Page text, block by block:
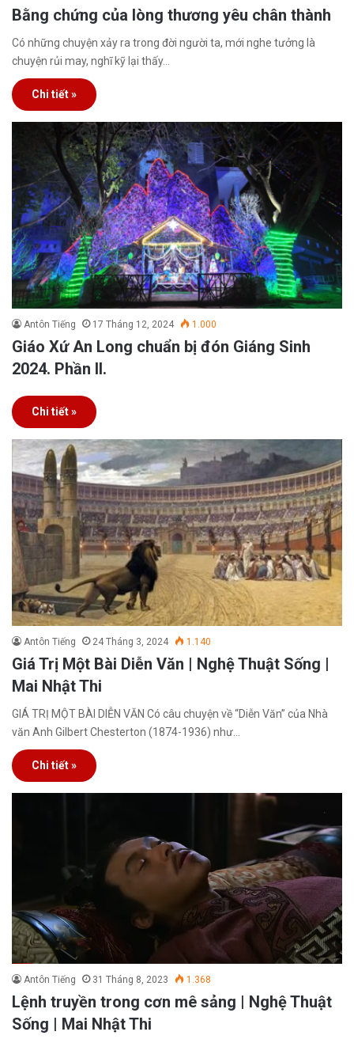
Bằng chứng của lòng thương yêu chân thành
Có những chuyện xảy ra trong đời người ta, mới nghe tưởng là
chuyện rủi may, nghĩ kỹ lại thấy…
Chi tiết »
Antôn Tiếng 17 Tháng 12, 2024 1.000
Giáo Xứ An Long chuẩn bị đón Giáng Sinh
2024. Phần II.
Chi tiết »
Antôn Tiếng 24 Tháng 3, 2024 1.140
Giá Trị Một Bài Diễn Văn | Nghệ Thuật Sống |
Mai Nhật Thi
GIÁ TRỊ MỘT BÀI DIỄN VĂN Có câu chuyện về “Diễn Văn” của Nhà
văn Anh Gilbert Chesterton (1874-1936) như…
Chi tiết »
Antôn Tiếng 31 Tháng 8, 2023 1.368
Lệnh truyền trong cơn mê sảng | Nghệ Thuật
Sống | Mai Nhật Thi